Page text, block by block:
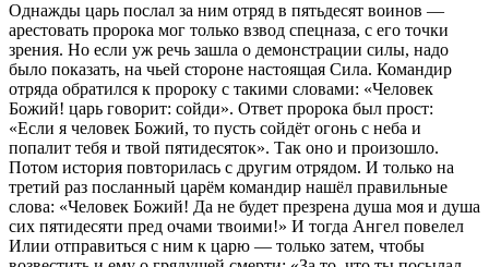
Однажды царь послал за ним отряд в пятьдесят воинов —
арестовать пророка мог только взвод спецназа, с его точки
зрения. Но если уж речь зашла о демонстрации силы, надо
было показать, на чьей стороне настоящая Сила. Командир
отряда обратился к пророку с такими словами: «Человек
Божий! царь говорит: сойди». Ответ пророка был прост:
«Если я человек Божий, то пусть сойдёт огонь с неба и
попалит тебя и твой пятидесяток». Так оно и произошло.
Потом история повторилась с другим отрядом. И только на
третий раз посланный царём командир нашёл правильные
слова: «Человек Божий! Да не будет презрена душа моя и душа
сих пятидесяти пред очами твоими!» И тогда Ангел повелел
Илии отправиться с ним к царю — только затем, чтобы